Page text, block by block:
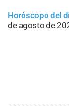
Horóscopo del
de agosto de